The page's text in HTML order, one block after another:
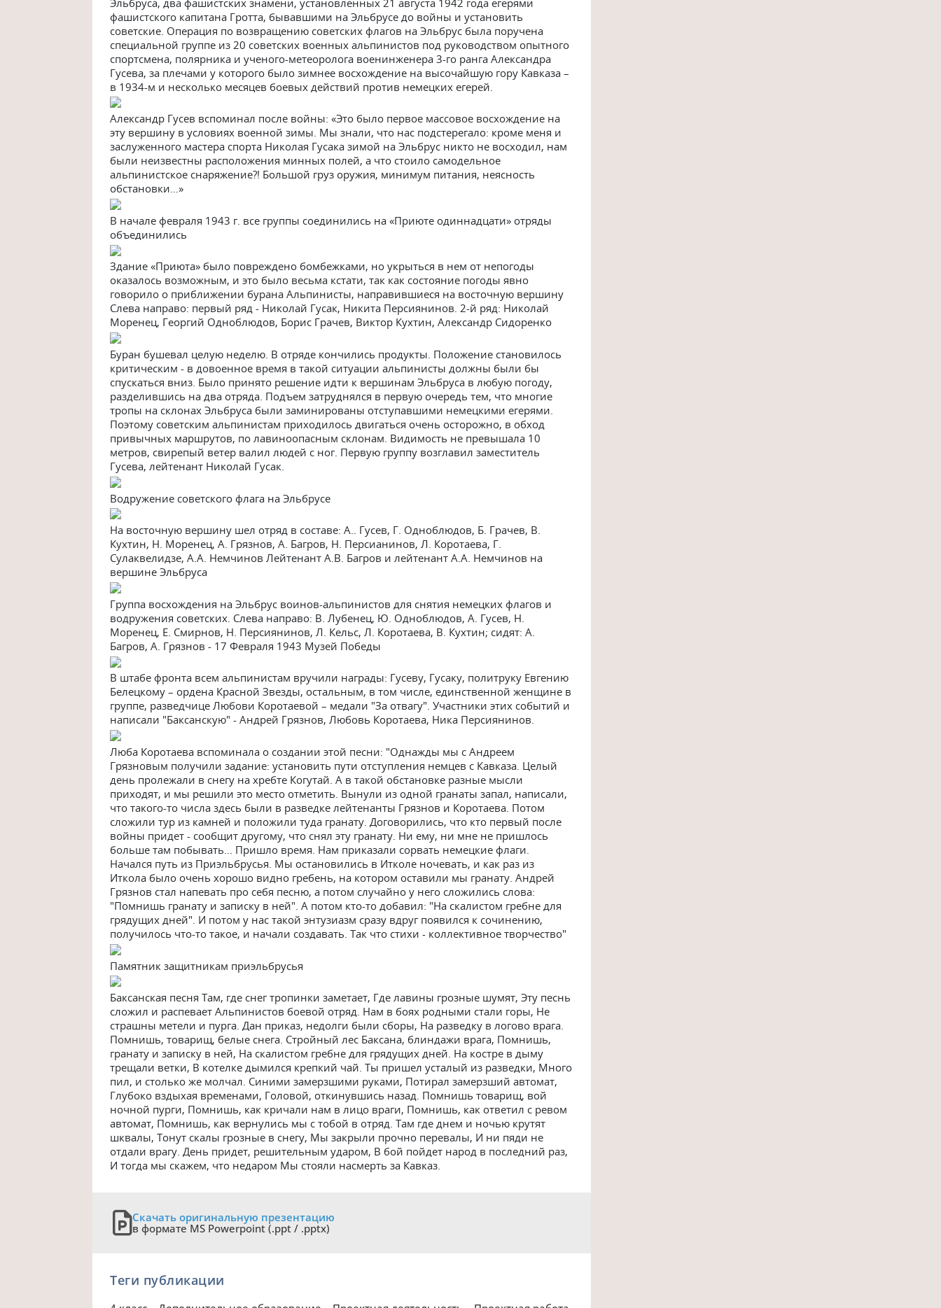
фашистского капитана Гротта, бывавшими на Эльбрусе до войны и установить
советские. Операция по возвращению советских флагов на Эльбрус была поручена
специальной группе из 20 советских военных альпинистов под руководством опытного
спортсмена, полярника и ученого-метеоролога военинженера 3-го ранга Александра
Гусева, за плечами у которого было зимнее восхождение на высочайшую гору Кавказа –
в 1934-м и несколько месяцев боевых действий против немецких егерей.
Александр Гусев вспоминал после войны: «Это было первое массовое восхождение на
эту вершину в условиях военной зимы. Мы знали, что нас подстерегало: кроме меня и
заслуженного мастера спорта Николая Гусака зимой на Эльбрус никто не восходил, нам
были неизвестны расположения минных полей, а что стоило самодельное
альпинистское снаряжение?! Большой груз оружия, минимум питания, неясность
обстановки…»
В начале февраля 1943 г. все группы соединились на «Приюте одиннадцати» отряды
объединились
Здание «Приюта» было повреждено бомбежками, но укрыться в нем от непогоды
оказалось возможным, и это было весьма кстати, так как состояние погоды явно
говорило о приближении бурана Альпинисты, направившиеся на восточную вершину
Слева направо: первый ряд - Николай Гусак, Никита Персиянинов. 2-й ряд: Николай
Моренец, Георгий Одноблюдов, Борис Грачев, Виктор Кухтин, Александр Сидоренко
Буран бушевал целую неделю. В отряде кончились продукты. Положение становилось
критическим - в довоенное время в такой ситуации альпинисты должны были бы
спускаться вниз. Было принято решение идти к вершинам Эльбруса в любую погоду,
разделившись на два отряда. Подъем затруднялся в первую очередь тем, что многие
тропы на склонах Эльбруса были заминированы отступавшими немецкими егерями.
Поэтому советским альпинистам приходилось двигаться очень осторожно, в обход
привычных маршрутов, по лавиноопасным склонам. Видимость не превышала 10
метров, свирепый ветер валил людей с ног. Первую группу возглавил заместитель
Гусева, лейтенант Николай Гусак.
Водружение советского флага на Эльбрусе
На восточную вершину шел отряд в составе: А.. Гусев, Г. Одноблюдов, Б. Грачев, В.
Кухтин, Н. Моренец, А. Грязнов, А. Багров, Н. Персианинов, Л. Коротаева, Г.
Сулаквелидзе, А.А. Немчинов Лейтенант А.В. Багров и лейтенант А.А. Немчинов на
вершине Эльбруса
Группа восхождения на Эльбрус воинов-альпинистов для снятия немецких флагов и
водружения советских. Слева направо: В. Лубенец, Ю. Одноблюдов, А. Гусев, Н.
Моренец, Е. Смирнов, Н. Персиянинов, Л. Кельс, Л. Коротаева, В. Кухтин; сидят: А.
Багров, А. Грязнов - 17 Февраля 1943 Музей Победы
В штабе фронта всем альпинистам вручили награды: Гусеву, Гусаку, политруку Евгению
Белецкому – ордена Красной Звезды, остальным, в том числе, единственной женщине в
группе, разведчице Любови Коротаевой – медали "За отвагу". Участники этих событий и
написали "Баксанскую" - Андрей Грязнов, Любовь Коротаева, Ника Персиянинов.
Люба Коротаева вспоминала о создании этой песни: "Однажды мы с Андреем
Грязновым получили задание: установить пути отступления немцев с Кавказа. Целый
день пролежали в снегу на хребте Когутай. А в такой обстановке разные мысли
приходят, и мы решили это место отметить. Вынули из одной гранаты запал, написали,
что такого-то числа здесь были в разведке лейтенанты Грязнов и Коротаева. Потом
сложили тур из камней и положили туда гранату. Договорились, что кто первый после
войны придет - сообщит другому, что снял эту гранату. Ни ему, ни мне не пришлось
больше там побывать... Пришло время. Нам приказали сорвать немецкие флаги.
Начался путь из Приэльбрусья. Мы остановились в Итколе ночевать, и как раз из
Иткола было очень хорошо видно гребень, на котором оставили мы гранату. Андрей
Грязнов стал напевать про себя песню, а потом случайно у него сложились слова:
"Помнишь гранату и записку в ней". А потом кто-то добавил: "На скалистом гребне для
грядущих дней". И потом у нас такой энтузиазм сразу вдруг появился к сочинению,
получилось что-то такое, и начали создавать. Так что стихи - коллективное творчество"
Памятник защитникам приэльбрусья
Баксанская песня Taм, где снег тропинки заметает, Где лавины грозные шумят, Эту песнь
сложил и распевает Альпинистов боевой отряд. Нам в боях родными стали горы, Не
страшны метели и пурга. Дан приказ, недолги были сборы, На разведку в логово врага.
Помнишь, товарищ, белые снега. Стройный лес Баксана, блиндажи врага, Пoмнишь,
гранату и записку в ней, На скалистом гребне для грядущих дней. На костре в дыму
трещали ветки, В котелке дымился крепкий чай. Ты пришел усталый из разведки, Много
пил, и столько же молчал. Синими замерзшими руками, Потирал замерзший автомат,
Глубоко вздыхая временами, Головой, откинувшись назад. Помнишь товарищ, вой
ночной пурги, Помнишь, как кричали нам в лицо враги, Помнишь, как ответил с ревом
автомат, Помнишь, как вернулись мы с тобой в отряд. Там где днем и ночью крутят
шквалы, Тонут скалы грозные в снегу, Мы закрыли прочно перевалы, И ни пяди не
отдали врагу. День придет, решительным ударом, В бой пойдет народ в последний раз,
И тогда мы скажем, что недаром Мы стояли насмерть за Кавказ.
Скачать оригинальную презентацию
в формате MS Powerpoint (.ppt / .pptx)
Теги публикации